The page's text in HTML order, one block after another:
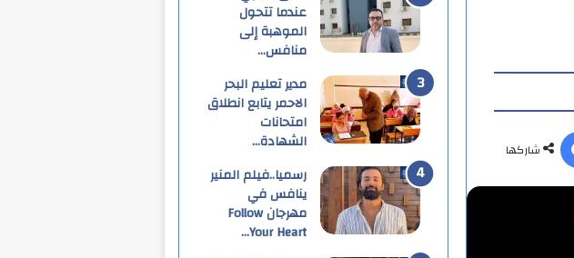
شاركها
عندما تتحول
الموهبة إلى
منافس…
مدير تعليم البحر
الاحمر يتابع انطلاق
امتحانات
الشهادة…
رسميا..فيلم المنير
ينافس في
مهرجان Follow
Your Heart…